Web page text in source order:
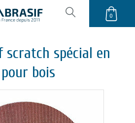
0
scratch spécial en
bois